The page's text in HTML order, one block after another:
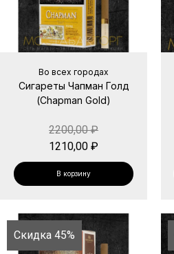
Во всех городах
Сигареты Чапман Голд
(Chapman Gold)
2200,00₽
1210,00 ₽
В корзину
Скидка 45%